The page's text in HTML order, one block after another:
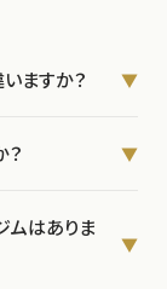
ますか？ ▼
す。半個室はパー
なります。
▼
しにトレーナーと
ス状態で正確
ムはありま
▼